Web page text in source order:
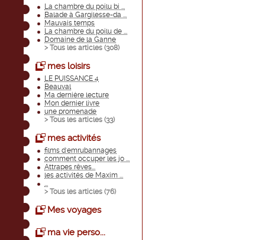
La chambre du poilu bi ...
Balade à Gargilesse-da ...
Mauvais temps
La chambre du poilu de ...
Domaine de la Ganne
> Tous les articles (308)
mes loisirs
LE PUISSANCE 4
Beauval
Ma dernière lecture
Mon dernier livre
une promenade
> Tous les articles (33)
mes activités
films d'emrubannages
comment occuper les jo ...
Attrapes rêves...
les activités de Maxim ...
...
> Tous les articles (76)
Mes voyages
ma vie perso...